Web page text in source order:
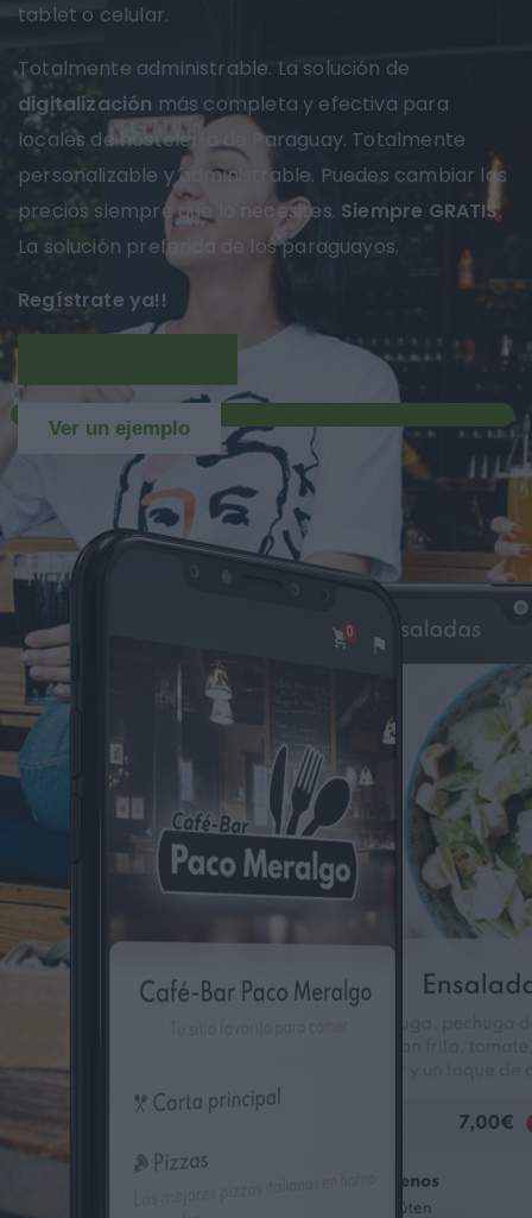
tablet o celular.
Totalmente administrable. La solución de
digitalización más completa y efectiva para
locales de hostelería de Paraguay. Totalmente
personalizable y administrable. Puedes cambiar los
precios siempre que lo necesites. Siempre GRATIS.
La solución preferida de los paraguayos.
Regístrate ya!!
Ver un ejemplo